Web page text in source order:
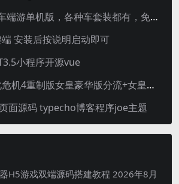
[端游] QQ飞车端游单机版，各种车套装都有，免虚拟机
安装后按说明启动即可
小程序开源vue
云盘下载生化危机4重制版女皇豪华版分流+女皇学习补丁+修改器 解压即玩【阿里云盘】
面源码 typecho博客程序joe主题
H5游戏双端源码搭建教程 2026年8月